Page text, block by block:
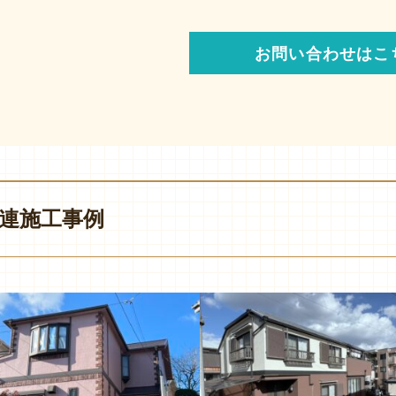
お問い合わせはこ
施工事例